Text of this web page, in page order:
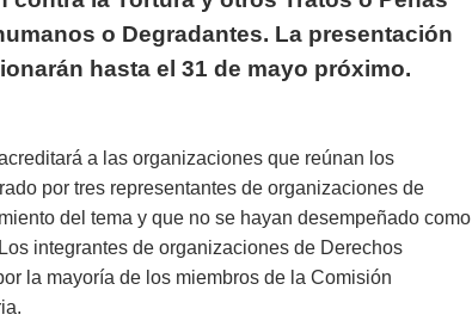
o Degradantes. La presentación
hasta el 31 de mayo próximo.
a las organizaciones que reúnan los
por tres representantes de organizaciones de
del tema y que no se hayan desempeñado como
integrantes de organizaciones de Derechos
la mayoría de los miembros de la Comisión